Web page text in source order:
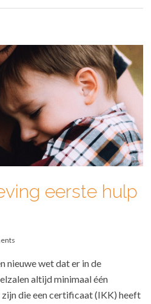
eerste hulp
nieuwe wet dat er in de
altijd minimaal één
die een certificaat (IKK) heeft